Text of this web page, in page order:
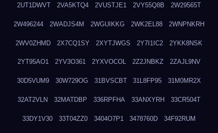
2UT1DWVT 2VA5KTQ4 2VUSTJE1 2VY55Q8B 2W29565T
2W496244 2WADJS4M 2WGUIKKG 2WK2EL88 2WNPNKRH
2WV0ZHMD 2X7CQ1SY 2XYTJWGS 2Y7I1IC2 2YKK8NSK
2YT95AO1 2YV3O361 2YXVOCOL 2Z2JNBKZ 2ZAJL9NV
30D5VUM9 30W729OG 31BVSCBT 31L8FP95 31M0MR2X
32AT2VLN 32MATDBP 336RPFHA 33ANXYRH 33CR504T
33DY1V30 33T04ZZ0 3404O7P1 3478760D 34F92RUM